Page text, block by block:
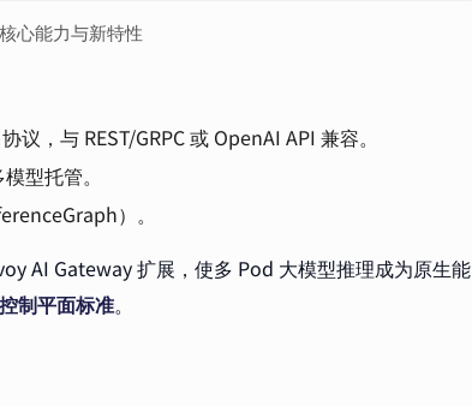
心能力与新特性
议，与 REST/GRPC 或 OpenAI API 兼容。
型托管。
）。
AI Gateway 扩展，使多 Pod 大模型推理成为原生能
制平面标准。